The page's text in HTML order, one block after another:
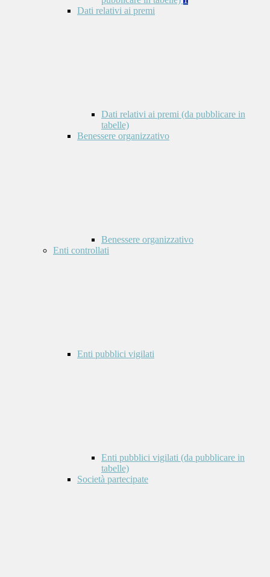
Dati relativi ai premi
Dati relativi ai premi (da pubblicare in
tabelle)
Benessere organizzativo
Benessere organizzativo
Enti controllati
Enti pubblici vigilati
Enti pubblici vigilati (da pubblicare in
tabelle)
Società partecipate